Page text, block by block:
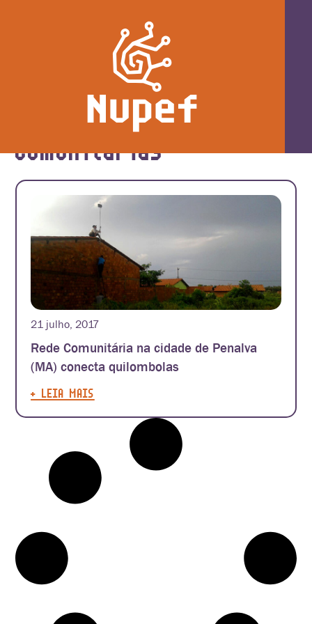
Etiqueta: redes-
comunitarias
21 julho, 2017
Rede Comunitária na cidade de Penalva
(MA) conecta quilombolas
+ LEIA MAIS